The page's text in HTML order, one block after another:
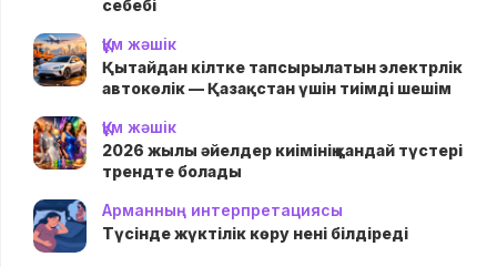
себебі
Құм жәшік
Қытайдан кілтке тапсырылатын электрлік
автокөлік — Қазақстан үшін тиімді шешім
Құм жәшік
2026 жылы әйелдер киімінің қандай түстері
трендте болады
Арманның интерпретациясы
Түсінде жүктілік көру нені білдіреді